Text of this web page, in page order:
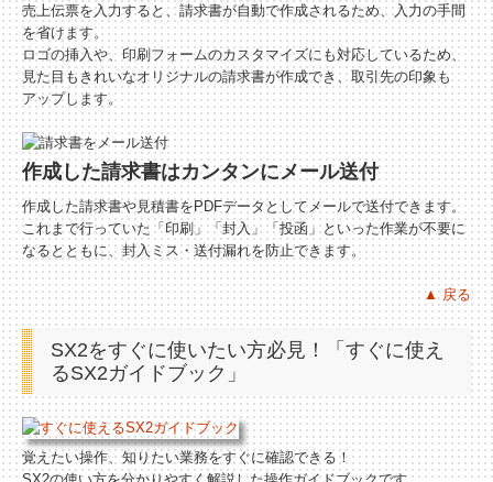
売上伝票を入力すると、請求書が自動で作成されるため、入力の手間
を省けます。
ロゴの挿入や、印刷フォームのカスタマイズにも対応しているため、
見た目もきれいなオリジナルの請求書が作成でき、取引先の印象も
アップします。
作成した請求書はカンタンにメール送付
作成した請求書や見積書をPDFデータとしてメールで送付できます。
これまで行っていた「印刷」「封入」「投函」といった作業が不要に
なるとともに、封入ミス・送付漏れを防止できます。
▲ 戻る
SX2をすぐに使いたい方必見！「すぐに使え
るSX2ガイドブック」
覚えたい操作、知りたい業務をすぐに確認できる！